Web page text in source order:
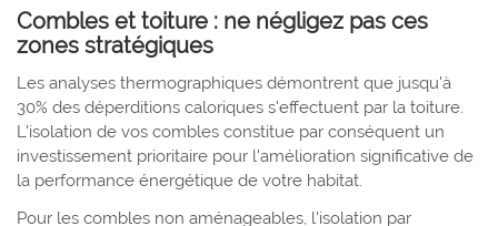
Combles et toiture : ne négligez pas ces
zones stratégiques
Les analyses thermographiques démontrent que jusqu'à
30% des déperditions caloriques s'effectuent par la toiture.
L'isolation de vos combles constitue par conséquent un
investissement prioritaire pour l'amélioration significative de
la performance énergétique de votre habitat.
Pour les combles non aménageables, l'isolation par